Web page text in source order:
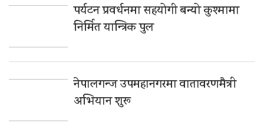
पर्यटन प्रवर्धनमा सहयोगी बन्यो कुश्मामा
निर्मित यान्त्रिक पुल
नेपालगन्ज उपमहानगरमा वातावरणमैत्री
अभियान शुरू